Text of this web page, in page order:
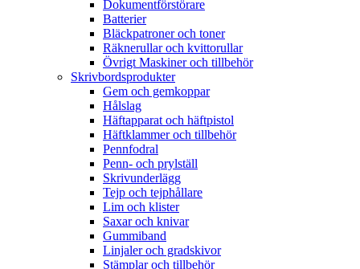
Dokumentförstörare
Batterier
Bläckpatroner och toner
Räknerullar och kvittorullar
Övrigt Maskiner och tillbehör
Skrivbordsprodukter
Gem och gemkoppar
Hålslag
Häftapparat och häftpistol
Häftklammer och tillbehör
Pennfodral
Penn- och prylställ
Skrivunderlägg
Tejp och tejphållare
Lim och klister
Saxar och knivar
Gummiband
Linjaler och gradskivor
Stämplar och tillbehör